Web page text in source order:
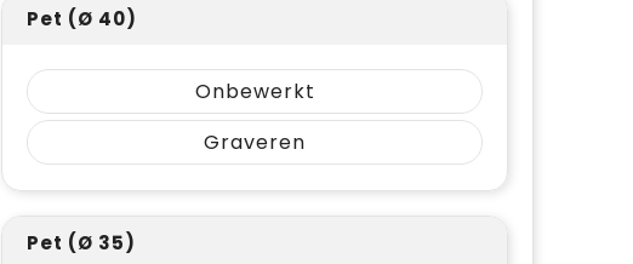
Pet (Ø 40)
Onbewerkt
Graveren
Pet (Ø 35)